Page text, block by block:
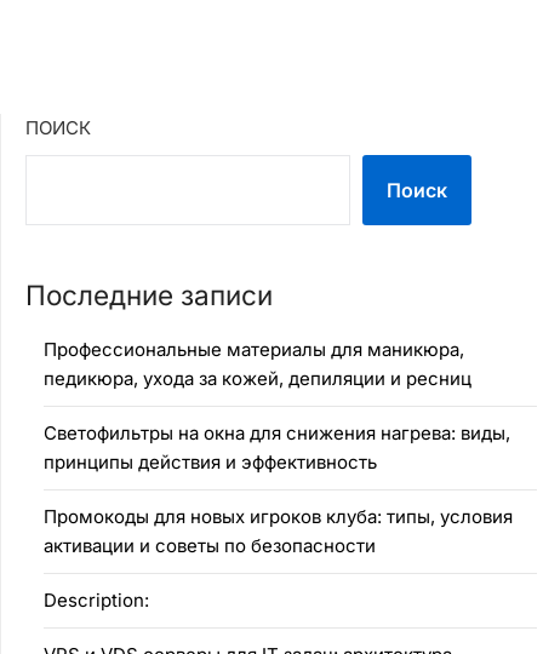
ПОИСК
Поиск
Последние записи
Профессиональные материалы для маникюра,
педикюра, ухода за кожей, депиляции и ресниц
Светофильтры на окна для снижения нагрева: виды,
принципы действия и эффективность
Промокоды для новых игроков клуба: типы, условия
активации и советы по безопасности
Description: